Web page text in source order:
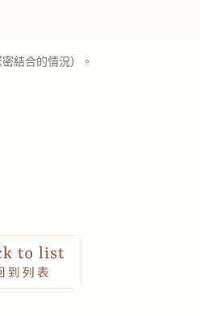
結合的情況）。